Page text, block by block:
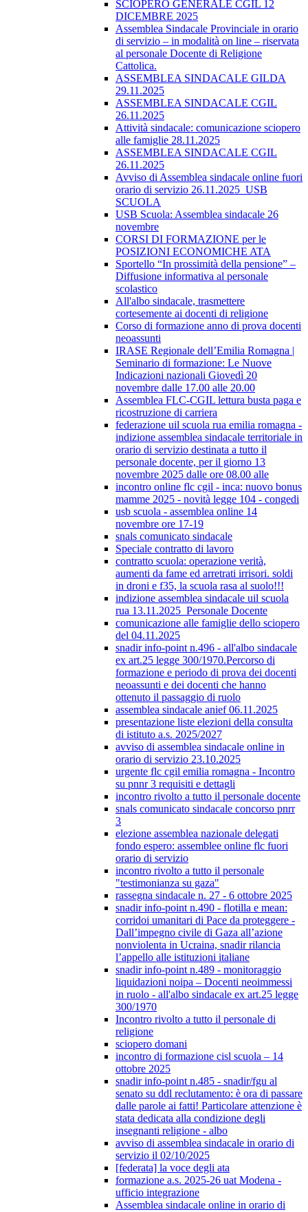
SCIOPERO GENERALE CGIL 12
DICEMBRE 2025
Assemblea Sindacale Provinciale in orario
di servizio – in modalità on line – riservata
al personale Docente di Religione
Cattolica.
ASSEMBLEA SINDACALE GILDA
29.11.2025
ASSEMBLEA SINDACALE CGIL
26.11.2025
Attività sindacale: comunicazione sciopero
alle famiglie 28.11.2025
ASSEMBLEA SINDACALE CGIL
26.11.2025
Avviso di Assemblea sindacale online fuori
orario di servizio 26.11.2025_USB
SCUOLA
USB Scuola: Assemblea sindacale 26
novembre
CORSI DI FORMAZIONE per le
POSIZIONI ECONOMICHE ATA
Sportello “In prossimità della pensione” –
Diffusione informativa al personale
scolastico
All'albo sindacale, trasmettere
cortesemente ai docenti di religione
Corso di formazione anno di prova docenti
neoassunti
IRASE Regionale dell’Emilia Romagna |
Seminario di formazione: Le Nuove
Indicazioni nazionali Giovedì 20
novembre dalle 17.00 alle 20.00
Assemblea FLC-CGIL lettura busta paga e
ricostruzione di carriera
federazione uil scuola rua emilia romagna -
indizione assemblea sindacale territoriale in
orario di servizio destinata a tutto il
personale docente, per il giorno 13
novembre 2025 dalle ore 08.00 alle
incontro online flc cgil - inca: nuovo bonus
mamme 2025 - novità legge 104 - congedi
usb scuola - assemblea online 14
novembre ore 17-19
snals comunicato sindacale
Speciale contratto di lavoro
contratto scuola: operazione verità,
aumenti da fame ed arretrati irrisori. soldi
in droni e f35, la scuola rasa al suolo!!!
indizione assemblea sindacale uil scuola
rua 13.11.2025_Personale Docente
comunicazione alle famiglie dello sciopero
del 04.11.2025
snadir info-point n.496 - all'albo sindacale
ex art.25 legge 300/1970.Percorso di
formazione e periodo di prova dei docenti
neoassunti e dei docenti che hanno
ottenuto il passaggio di ruolo
assemblea sindacale anief 06.11.2025
presentazione liste elezioni della consulta
di istituto a.s. 2025/2027
avviso di assemblea sindacale online in
orario di servizio 23.10.2025
urgente flc cgil emilia romagna - Incontro
su pnnr 3 requisiti e dettagli
incontro rivolto a tutto il personale docente
snals comunicato sindacale concorso pnrr
3
elezione assemblea nazionale delegati
fondo espero: assemblee online flc fuori
orario di servizio
incontro rivolto a tutto il personale
"testimonianza su gaza"
rassegna sindacale n. 27 - 6 ottobre 2025
snadir info-point n.490 - flotilla e mean:
corridoi umanitari di Pace da proteggere -
Dall’impegno civile di Gaza all’azione
nonviolenta in Ucraina, snadir rilancia
l’appello alle istituzioni italiane
snadir info-point n.489 - monitoraggio
liquidazioni noipa – Docenti neoimmessi
in ruolo - all'albo sindacale ex art.25 legge
300/1970
Incontro rivolto a tutto il personale di
religione
sciopero domani
incontro di formazione cisl scuola – 14
ottobre 2025
snadir info-point n.485 - snadir/fgu al
senato su ddl reclutamento: è ora di passare
dalle parole ai fatti! Particolare attenzione è
stata dedicata alla condizione degli
insegnanti religione - albo
avviso di assemblea sindacale in orario di
servizio il 02/10/2025
[federata] la voce degli ata
formazione a.s. 2025-26 uat Modena -
ufficio integrazione
Assemblea sindacale online in orario di